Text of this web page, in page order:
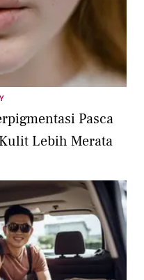
Pasca
Lebih Merata